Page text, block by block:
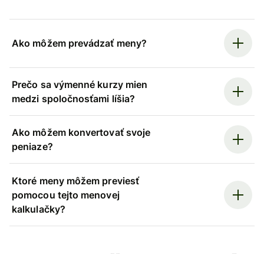
Ako môžem prevádzať meny?
Prečo sa výmenné kurzy mien
medzi spoločnosťami líšia?
Ako môžem konvertovať svoje
peniaze?
Ktoré meny môžem previesť
pomocou tejto menovej
kalkulačky?